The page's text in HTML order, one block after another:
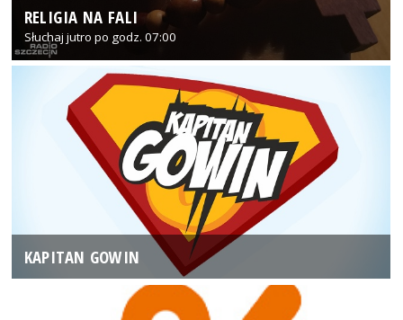
RELIGIA NA FALI
Słuchaj jutro po godz. 07:00
KAPITAN GOWIN